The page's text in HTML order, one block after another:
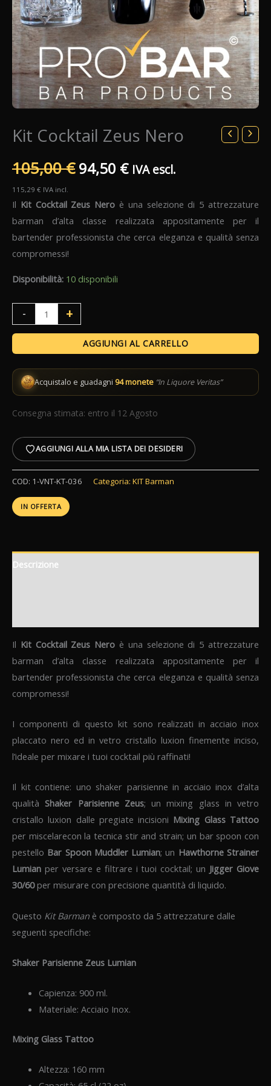
Kit Cocktail Zeus Nero
105,00€ Il
originale
era:
105,00 €.
94,50 €Il
attuale
è:
IVA escl.
115,29 € IVA incl.
Il Kit Cocktail Zeus Nero è una selezione di 5 attrezzature
barman d’alta classe realizzata appositamente per il
bartender professionista che cerca eleganza e qualità senza
compromessi!
Disponibilità: 10 disponibili
-
Cocktail
quantità
+
AGGIUNGI AL CARRELLO
Acquistalo e guadagni 94 monete “In Liquore Veritas”
Consegna stimata: entro il 12 Agosto
AGGIUNGI ALLA MIA LISTA DEI DESIDERI
COD: 1-VNT-KT-036 Categoria: KIT Barman
IN OFFERTA
Descrizione
Il Kit Cocktail Zeus Nero è una selezione di 5 attrezzature
barman d’alta classe realizzata appositamente per il
bartender professionista che cerca eleganza e qualità senza
compromessi!
I componenti di questo kit sono realizzati in acciaio inox
placcato nero ed in vetro cristallo luxion finemente inciso,
l’ideale per mixare i tuoi cocktail più raffinati!
Il kit contiene: uno shaker parisienne in acciaio inox d’alta
qualitàShaker Parisienne Zeus; un mixing glass in vetro
cristallo luxion dalle pregiate incisioni Mixing Glass Tattoo
per miscelarecon la tecnica stir and strain; un bar spoon con
pestello Bar Spoon Muddler Lumian; un Hawthorne Strainer
Lumian per versare e filtrare i tuoi cocktail; un Jigger Giove
30/60per misurare con precisione quantità di liquido.
Questo Kit Barman è composto da 5 attrezzature dalle
seguenti specifiche:
Shaker Parisienne Zeus Lumian
Capienza: 900 ml.
Materiale: Acciaio Inox.
Mixing Glass Tattoo
Altezza: 160 mm